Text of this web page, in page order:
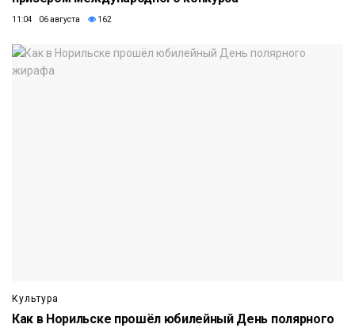
11:04 06 августа 162
Культура
Как в Норильске прошёл юбилейный День полярного